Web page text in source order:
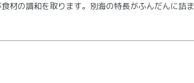
材の調和を取ります。別海の特長がふんだんに詰ま